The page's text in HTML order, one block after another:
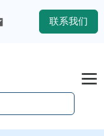
联系我们